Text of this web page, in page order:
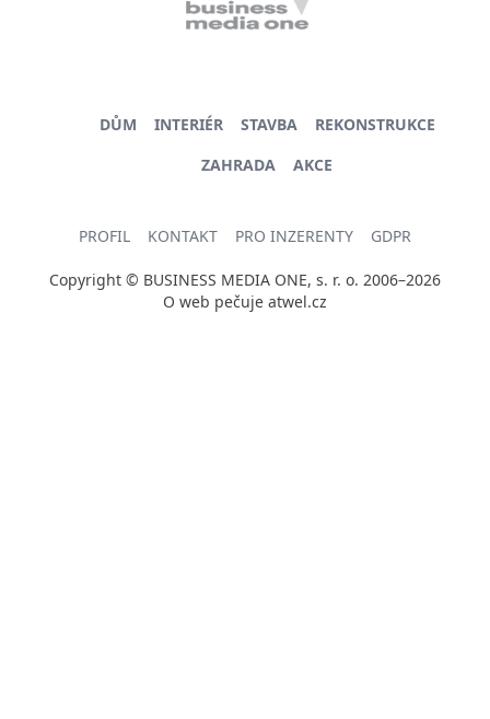
DŮM INTERIÉR STAVBA
REKONSTRUKCE
ZAHRADA
AKCE
PROFIL KONTAKT PRO INZERENTY GDPR
Copyright © BUSINESS MEDIA ONE, s. r. o. 2006–2026